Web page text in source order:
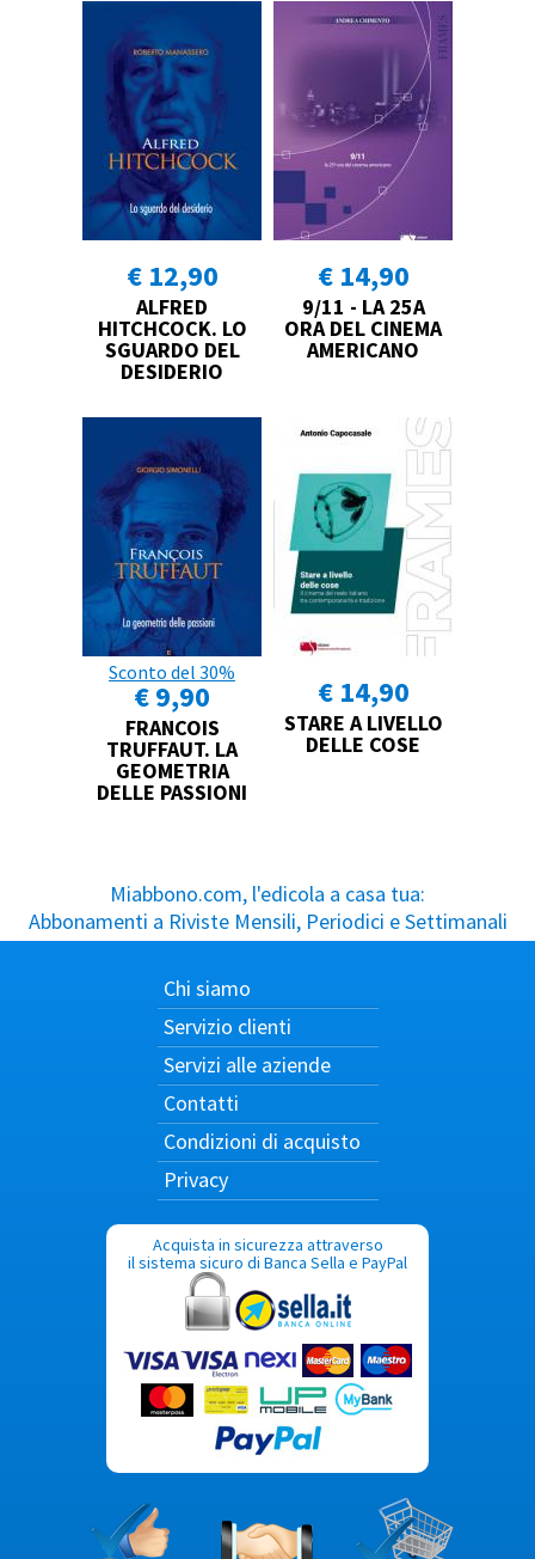
€ 12,90
ALFRED
HITCHCOCK. LO
SGUARDO DEL
DESIDERIO
€ 14,90
9/11 - LA 25A
ORA DEL CINEMA
AMERICANO
Sconto del 30%
€ 9,90
FRANCOIS
TRUFFAUT. LA
GEOMETRIA
DELLE PASSIONI
€ 14,90
STARE A LIVELLO
DELLE COSE
Miabbono.com, l'edicola a casa tua:
Abbonamenti a Riviste Mensili, Periodici e Settimanali
Chi siamo
Servizio clienti
Servizi alle aziende
Contatti
Condizioni di acquisto
Privacy
Acquista in sicurezza attraverso
il sistema sicuro di Banca Sella e PayPal